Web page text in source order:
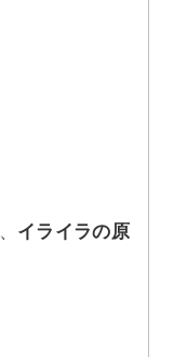
イライラの原